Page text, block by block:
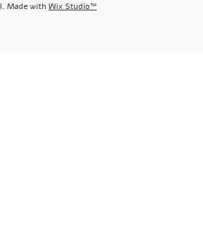
Made with Wix Studio™